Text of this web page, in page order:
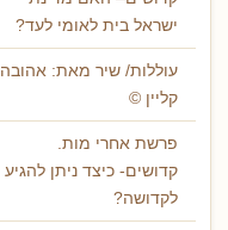
ישראל בית לאומי לעד?
עוללות/ שיר מאת: אהובה
קליין ©
פרשת אחרי מות.
קדושים- כיצד ניתן להגיע
לקדושה?